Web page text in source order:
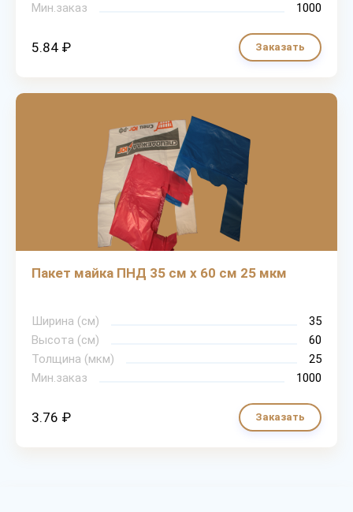
Мин.заказ
1000
5.84 ₽ Заказать
Пакет майка ПНД 35 см х 60 см 25 мкм
Ширина (см)
35
Высота (см)
60
Толщина (мкм)
25
Мин.заказ
1000
3.76 ₽ Заказать